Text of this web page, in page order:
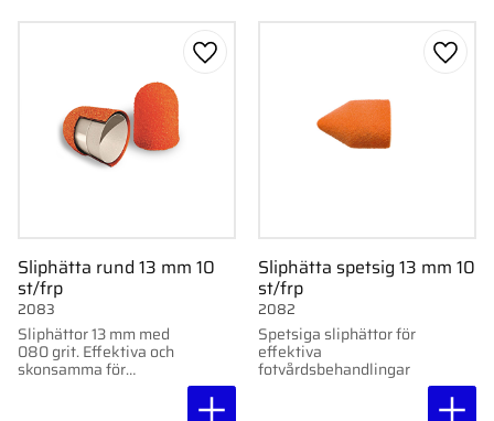
Sliphätta rund 13 mm 10
st/frp
Sliphättor 13 mm med
080 grit. Effektiva och
skonsamma för
2083
Lägg till i favoriter
Sliphätta spetsig 13 mm 10
st/frp
Spetsiga sliphättor för
effektiva
fotvårdsbehandlingar
2082
Lägg